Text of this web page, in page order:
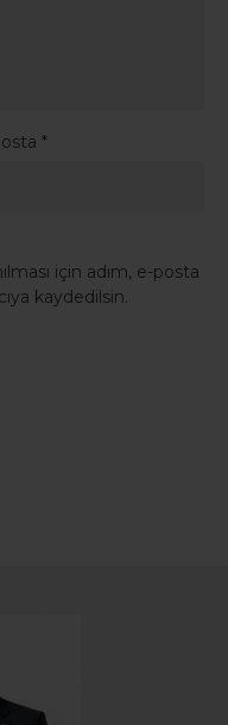
*
için adım, e-posta
kaydedilsin.